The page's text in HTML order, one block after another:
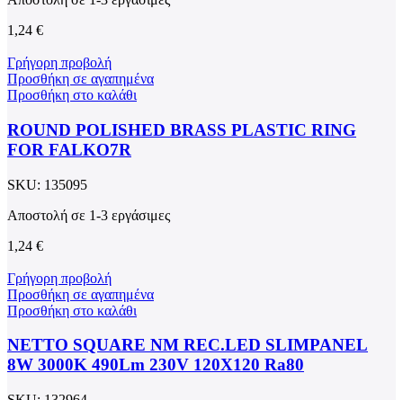
1,24 €
Γρήγορη προβολή
Προσθήκη σε αγαπημένα
Προσθήκη στο καλάθι
ROUND POLISHED BRASS PLASTIC RING
FOR FALKO7R
SKU: 135095
Αποστολή σε 1-3 εργάσιμες
1,24 €
Γρήγορη προβολή
Προσθήκη σε αγαπημένα
Προσθήκη στο καλάθι
NETTO SQUARE NM REC.LED SLIMPANEL
8W 3000K 490Lm 230V 120X120 Ra80